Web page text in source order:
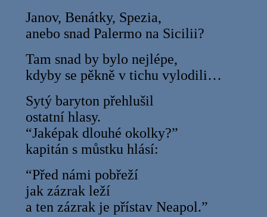
Janov, Benátky, Spezia,
anebo snad Palermo na Sicilii?
Tam snad by bylo nejlépe,
kdyby se pěkně v tichu vylodili…
Sytý baryton přehlušil
ostatní hlasy.
“Jaképak dlouhé okolky?”
kapitán s můstku hlásí:
“Před námi pobřeží
jak zázrak leží
a ten zázrak je přístav Neapol.”